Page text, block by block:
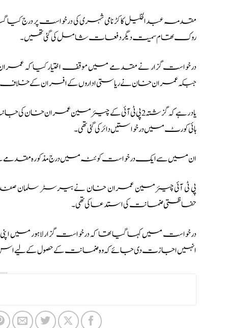
مقدمہ عبدالخلیل کاکڑ نامی شہری کی درخواست پر درج
روک تھام سمیت دیگر دفعات شامل کی گئی تھیں۔
درخواست گزار نے مقدمے میں موقف اختیار کیا کہ
جبکہ عمران خان نے ریاستی اداروں کے افسران کے خلاف
یاد رہے کہ گزشتہ 2 پی ٹی آئی کے چیئرمین
ہائی کورٹ میں درخواستیں دائر کی گئی تھی۔
ان میں سے ایک درخواست کوئٹہ میں درج مذکورہ مقدمے کے
حفاظتی ضمانت کی استدعا کی تھی۔
درخواست میں کہا گیا تھا کہ درخواست گزار لاہور میں اپنی
انہیں اجازت دی جائے کہ وہ ضمانت کے حصول کے لیے